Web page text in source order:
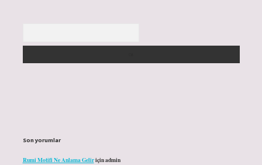
Son yorumlar
Rumi Motifi Ne Anlama Geliriçinadmin